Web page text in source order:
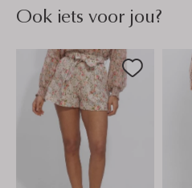
Ook iets voor jou?